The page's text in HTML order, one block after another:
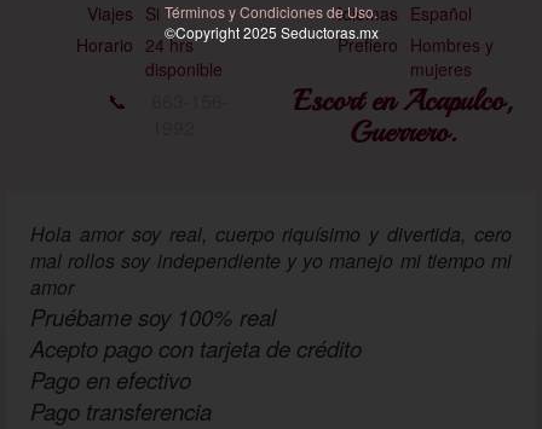
Viajes Si Idiomas Español
Horario 24 hrs
disponible
Prefiero Hombres y
mujeres
📞
Escort en Acapulco,
Guerrero.
Hola amor soy real, cuerpo riquísimo y divertida, cero
mal rollos soy independiente y yo manejo mi tiempo mi
amor
Pruébame soy 100% real
Acepto pago con tarjeta de crédito
Pago en efectivo
Pago transferencia
Términos y Condiciones de Uso.
©Copyright 2025 Seductoras.mx